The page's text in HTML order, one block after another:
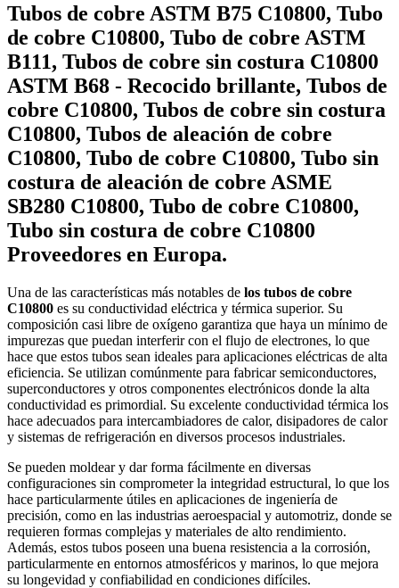
Tubos de cobre ASTM B75 C10800, Tubo
de cobre C10800, Tubo de cobre ASTM
B111, Tubos de cobre sin costura C10800
ASTM B68 - Recocido brillante, Tubos de
cobre C10800, Tubos de cobre sin costura
C10800, Tubos de aleación de cobre
C10800, Tubo de cobre C10800, Tubo sin
costura de aleación de cobre ASME
SB280 C10800, Tubo de cobre C10800,
Tubo sin costura de cobre C10800
Proveedores en Europa.
Una de las características más notables de los tubos de cobre
C10800 es su conductividad eléctrica y térmica superior. Su
composición casi libre de oxígeno garantiza que haya un mínimo de
impurezas que puedan interferir con el flujo de electrones, lo que
hace que estos tubos sean ideales para aplicaciones eléctricas de alta
eficiencia. Se utilizan comúnmente para fabricar semiconductores,
superconductores y otros componentes electrónicos donde la alta
conductividad es primordial. Su excelente conductividad térmica los
hace adecuados para intercambiadores de calor, disipadores de calor
y sistemas de refrigeración en diversos procesos industriales.
Se pueden moldear y dar forma fácilmente en diversas
configuraciones sin comprometer la integridad estructural, lo que los
hace particularmente útiles en aplicaciones de ingeniería de
precisión, como en las industrias aeroespacial y automotriz, donde se
requieren formas complejas y materiales de alto rendimiento.
Además, estos tubos poseen una buena resistencia a la corrosión,
particularmente en entornos atmosféricos y marinos, lo que mejora
su longevidad y confiabilidad en condiciones difíciles.